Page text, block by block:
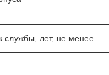
службы, лет, не менее